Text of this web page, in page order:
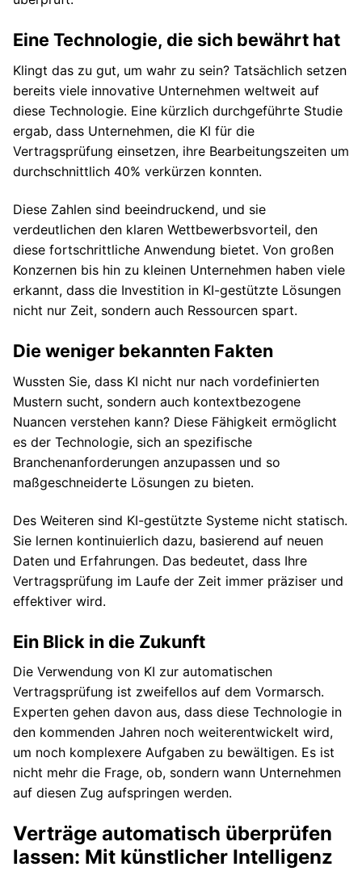
Eine Technologie, die sich bewährt hat
Klingt das zu gut, um wahr zu sein? Tatsächlich setzen
bereits viele innovative Unternehmen weltweit auf
diese Technologie. Eine kürzlich durchgeführte Studie
ergab, dass Unternehmen, die KI für die
Vertragsprüfung einsetzen, ihre Bearbeitungszeiten um
durchschnittlich 40% verkürzen konnten.
Diese Zahlen sind beeindruckend, und sie
verdeutlichen den klaren Wettbewerbsvorteil, den
diese fortschrittliche Anwendung bietet. Von großen
Konzernen bis hin zu kleinen Unternehmen haben viele
erkannt, dass die Investition in KI-gestützte Lösungen
nicht nur Zeit, sondern auch Ressourcen spart.
Die weniger bekannten Fakten
Wussten Sie, dass KI nicht nur nach vordefinierten
Mustern sucht, sondern auch kontextbezogene
Nuancen verstehen kann? Diese Fähigkeit ermöglicht
es der Technologie, sich an spezifische
Branchenanforderungen anzupassen und so
maßgeschneiderte Lösungen zu bieten.
Des Weiteren sind KI-gestützte Systeme nicht statisch.
Sie lernen kontinuierlich dazu, basierend auf neuen
Daten und Erfahrungen. Das bedeutet, dass Ihre
Vertragsprüfung im Laufe der Zeit immer präziser und
effektiver wird.
Ein Blick in die Zukunft
Die Verwendung von KI zur automatischen
Vertragsprüfung ist zweifellos auf dem Vormarsch.
Experten gehen davon aus, dass diese Technologie in
den kommenden Jahren noch weiterentwickelt wird,
um noch komplexere Aufgaben zu bewältigen. Es ist
nicht mehr die Frage, ob, sondern wann Unternehmen
auf diesen Zug aufspringen werden.
Verträge automatisch überprüfen
lassen: Mit künstlicher Intelligenz